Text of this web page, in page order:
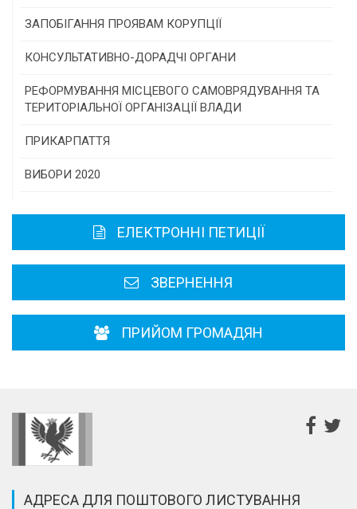
Конкурс інститутів громадянського суспільства
Програми/конкурси МТД
ЗАПОБІГАННЯ ПРОЯВАМ КОРУПЦІЇ
КОНСУЛЬТАТИВНО-ДОРАДЧІ ОРГАНИ
Консультативна рада
РЕФОРМУВАННЯ МІСЦЕВОГО САМОВРЯДУВАННЯ ТА
ТЕРИТОРІАЛЬНОЇ ОРГАНІЗАЦІЇ ВЛАДИ
ПРИКАРПАТТЯ
Історична довідка
Районні, міські ради
ВИБОРИ 2020
ЕЛЕКТРОННІ ПЕТИЦІЇ
ЗВЕРНЕННЯ
ПРИЙОМ ГРОМАДЯН
АДРЕСА ДЛЯ ПОШТОВОГО ЛИСТУВАННЯ